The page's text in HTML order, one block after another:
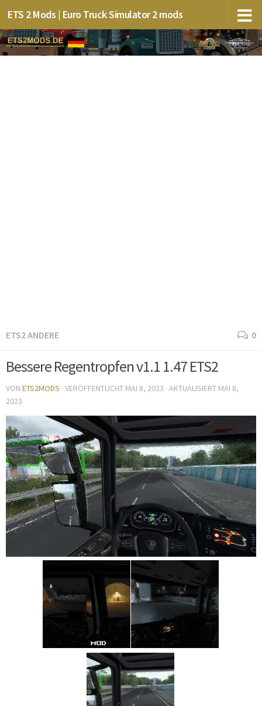
ETS 2 Mods | Euro Truck Simulator 2 mods
ETS2 ANDERE 0
Bessere Regentropfen v1.1 1.47 ETS2
VON ETS2MODS · VERÖFFENTLICHT MAI 8, 2023 · AKTUALISIERT MAI 8,
2023